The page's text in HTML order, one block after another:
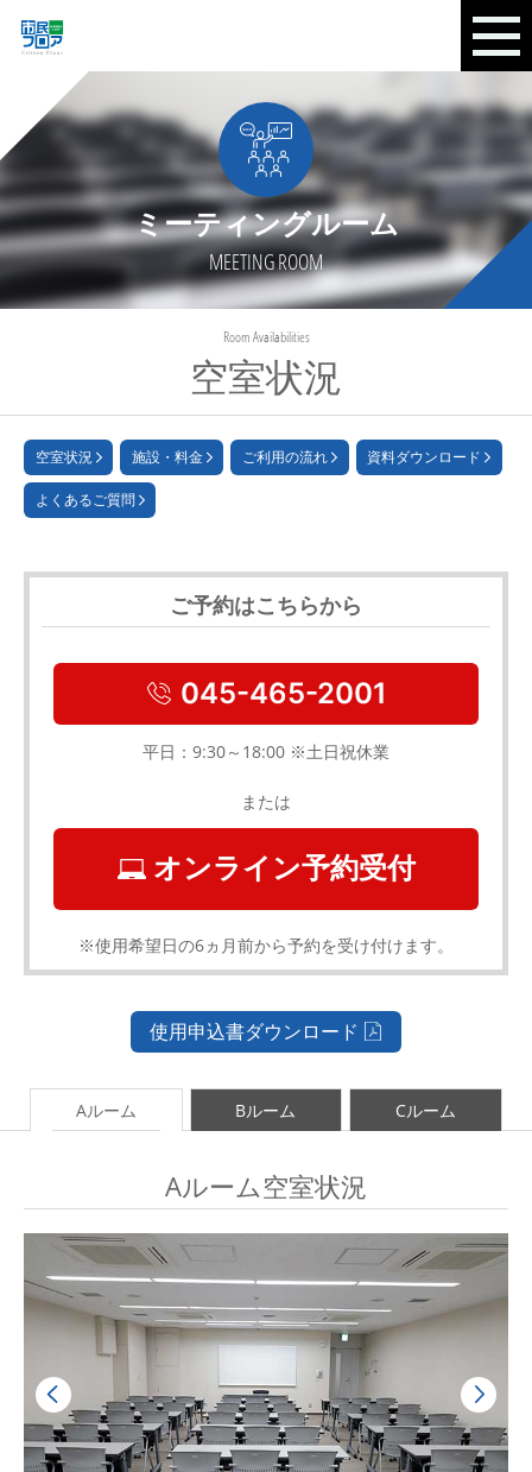
ミーティングルーム
MEETING ROOM
空室状況
Room Availabilities
空室状況 施設・料金 ご利用の流れ 資料ダウンロード
よくあるご質問
ご予約はこちらから
045-465-2001
平日：9:30～18:00 ※土日祝休業
または
オンライン予約受付
※使用希望日の6ヵ月前から予約を受け付けます。
使用申込書ダウンロード
Aルーム Bルーム Cルーム
Aルーム空室状況